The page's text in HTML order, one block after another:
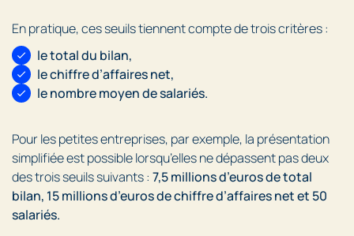
En pratique, ces seuils tiennent compte de trois critères :
le total du bilan,
le chiffre d’affaires net,
le nombre moyen de salariés.
Pour les petites entreprises, par exemple, la présentation
simplifiée est possible lorsqu’elles ne dépassent pas deux
des trois seuils suivants : 7,5 millions d’euros de total
bilan, 15 millions d’euros de chiffre d’affaires net et 50
salariés.